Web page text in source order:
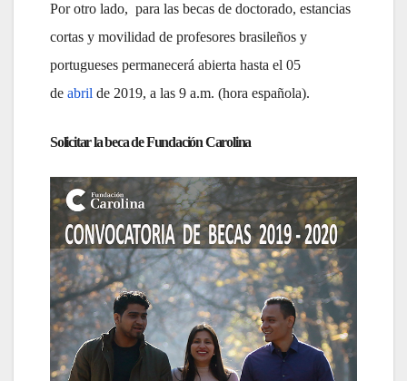
Por otro lado, para las becas de doctorado, estancias
cortas y movilidad de profesores brasileños y
portugueses permanecerá abierta hasta el 05
de abril de 2019, a las 9 a.m. (hora española).
Solicitar la beca de Fundación Carolina